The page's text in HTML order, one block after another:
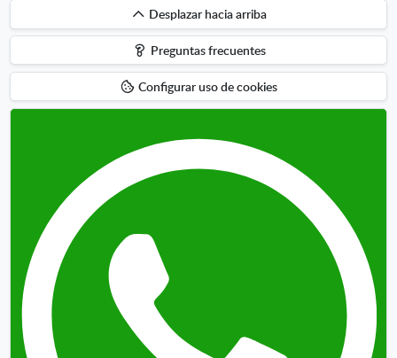
Desplazar
hacia
arriba
Desplazar hacia arriba
Preguntas frecuentes
Configurar uso de cookies